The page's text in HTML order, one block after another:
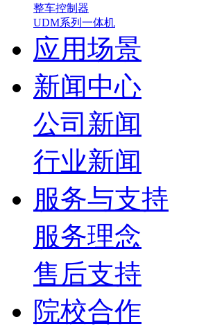
整车控制器
UDM系列一体机
应用场景
新闻中心
公司新闻
行业新闻
服务与支持
服务理念
售后支持
院校合作